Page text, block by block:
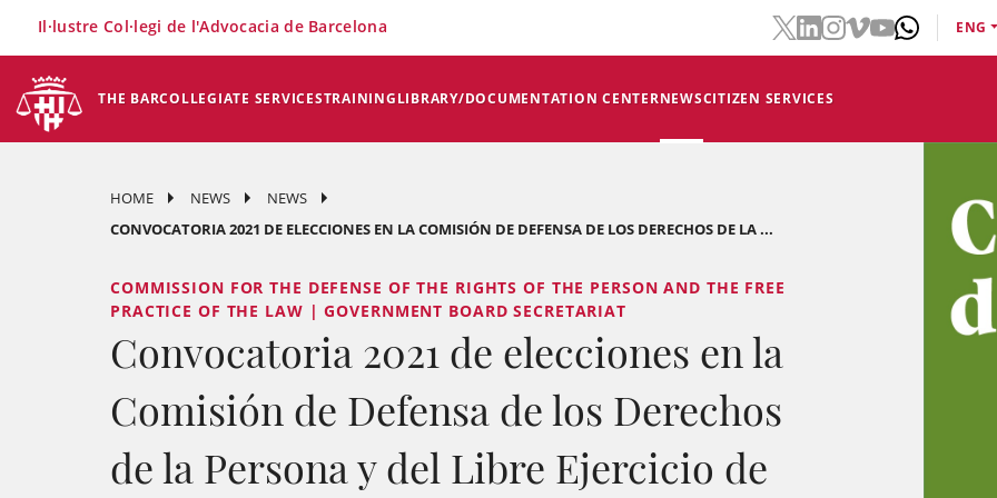
THE BARCOLLEGIATE SERVICESTRAININGLIBRARY/DOCUMENTATION CENTERNEWSCITIZEN SERVICES
Il·lustre Col·legi de l'Advocacia de Barcelona ENG
HOME NEWS
NEWS
CONVOCATORIA 2021 DE ELECCIONES EN LA COMISIÓN DE DEFENSA DE LOS DERECHOS DE LA ...
COMMISSION FOR THE DEFENSE OF THE RIGHTS OF THE PERSON AND THE FREE
PRACTICE OF THE LAW | GOVERNMENT BOARD SECRETARIAT
Convocatoria 2021 de elecciones en la
Comisión de Defensa de los Derechos
de la Persona y del Libre Ejercicio de